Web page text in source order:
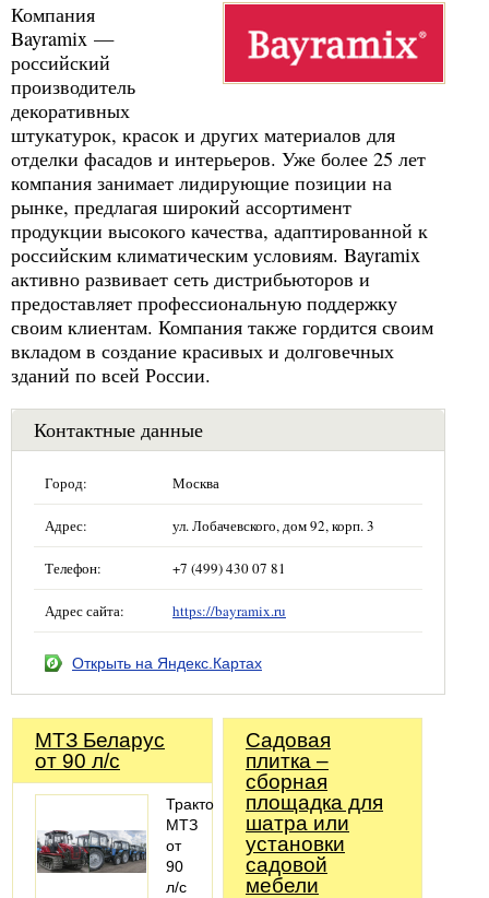
Компания
Bayramix —
российский
производитель
декоративных
штукатурок, красок и других материалов для
отделки фасадов и интерьеров. Уже более 25 лет
компания занимает лидирующие позиции на
рынке, предлагая широкий ассортимент
продукции высокого качества, адаптированной к
российским климатическим условиям. Bayramix
активно развивает сеть дистрибьюторов и
предоставляет профессиональную поддержку
своим клиентам. Компания также гордится своим
вкладом в создание красивых и долговечных
зданий по всей России.
Контактные данные
Город: Москва
Адрес: ул. Лобачевского, дом 92, корп. 3
Телефон: +7 (499) 430 07 81
Адрес сайта: https://bayramix.ru
Открыть на Яндекс.Картах
МТЗ Беларус
от 90 л/с
Трактор
МТЗ
от
90
л/с
Садовая
плитка –
сборная
площадка для
шатра или
установки
садовой
мебели